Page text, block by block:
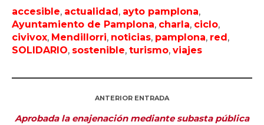
accesible, actualidad, ayto pamplona,
Ayuntamiento de Pamplona, charla, ciclo,
civivox, Mendillorri, noticias, pamplona, red,
SOLIDARIO, sostenible, turismo, viajes
ANTERIOR ENTRADA
Aprobada la enajenación mediante subasta pública